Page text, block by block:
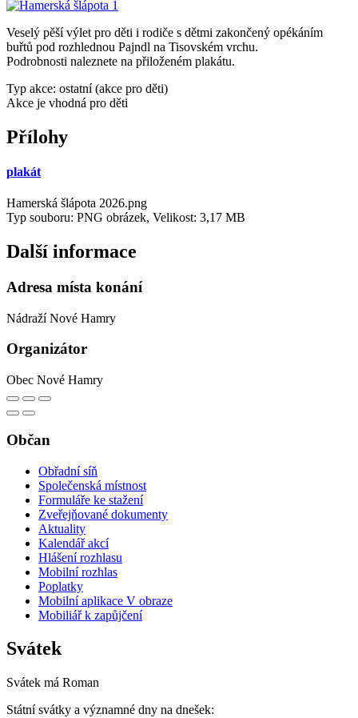
Veselý pěší výlet pro děti i rodiče s dětmi zakončený opékáním
buřtů pod rozhlednou Pajndl na Tisovském vrchu.
Podrobnosti naleznete na přiloženém plakátu.
Typ akce: ostatní (akce pro děti)
Akce je vhodná pro děti
Přílohy
plakát
Hamerská šlápota 2026.png
Typ souboru: PNG obrázek, Velikost: 3,17 MB
Další informace
Adresa místa konání
Nádraží Nové Hamry
Organizátor
Obec Nové Hamry
Občan
Obřadní síň
Společenská místnost
Formuláře ke stažení
Zveřejňované dokumenty
Aktuality
Kalendář akcí
Hlášení rozhlasu
Mobilní rozhlas
Poplatky
Mobilní aplikace V obraze
Mobiliář k zapůjčení
Svátek
Svátek má Roman
Státní svátky a významné dny na dnešek: